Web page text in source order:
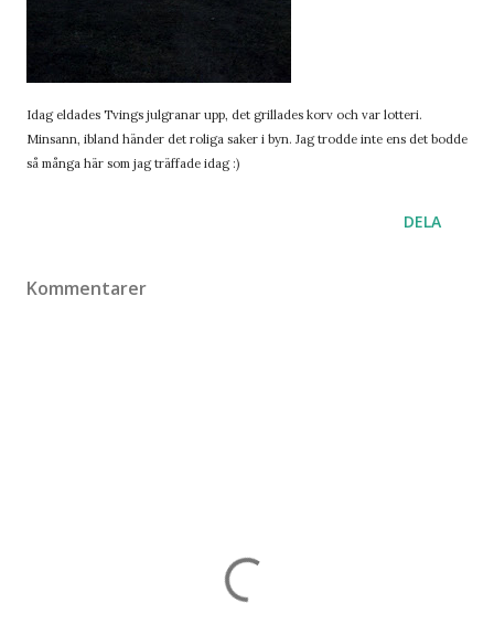
Idag eldades Tvings julgranar upp, det grillades korv och var lotteri.
Minsann, ibland händer det roliga saker i byn. Jag trodde inte ens det bodde
så många här som jag träffade idag :)
DELA
Kommentarer